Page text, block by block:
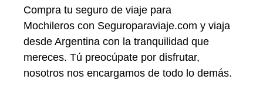
Compra tu seguro de viaje para
Mochileros con Seguroparaviaje.com y viaja
desde Argentina con la tranquilidad que
mereces. Tú preocúpate por disfrutar,
nosotros nos encargamos de todo lo demás.